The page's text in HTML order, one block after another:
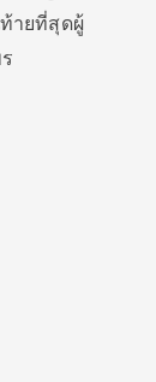
ายที่สุดผู้